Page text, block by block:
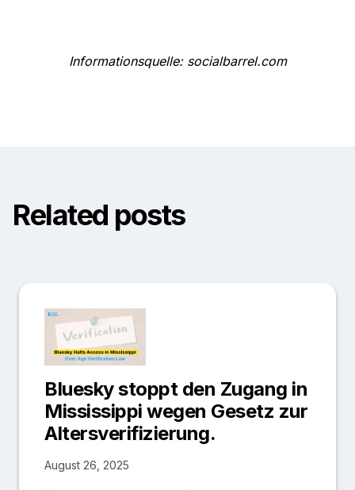
Informationsquelle: socialbarrel.com
Related posts
Bluesky stoppt den Zugang in
Mississippi wegen Gesetz zur
Altersverifizierung.
August 26, 2025